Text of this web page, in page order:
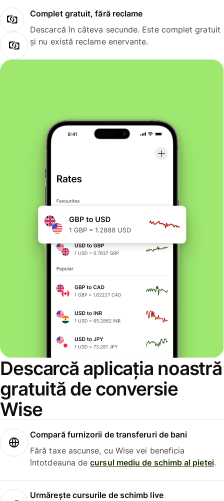
Complet gratuit, fără reclame
Descarcă în câteva secunde. Este complet gratuit
și nu există reclame enervante.
Descarcă aplicația noastră
gratuită de conversie
Wise
Compară furnizorii de transferuri de bani
Fără taxe ascunse, cu Wise vei beneficia
întotdeauna decursul mediu de schimb al pieței.
Urmărește cursurile de schimb live